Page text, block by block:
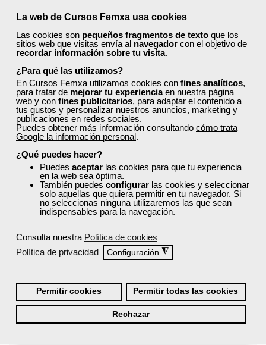
La web de Cursos Femxa usa cookies
Las cookies son pequeños fragmentos de texto que los
sitios web que visitas envía al navegador con el objetivo de
recordar información sobre tu visita.
¿Para qué las utilizamos?
En Cursos Femxa utilizamos cookies con fines analíticos,
para tratar de mejorar tu experienciaen nuestra página
web y con fines publicitarios, para adaptar el contenido a
tus gustos y personalizar nuestros anuncios, marketing y
publicaciones en redes sociales.
Puedes obtener más información consultando cómo trata
Google la información personal.
¿Qué puedes hacer?
Puedes aceptar las cookies para que tu experiencia
en la web sea óptima.
También puedes configurar las cookies y seleccionar
solo aquellas que quiera permitir en tu navegador. Si
no seleccionas ninguna utilizaremos las que sean
indispensables para la navegación.
Consulta nuestra Política de cookies
Política de privacidad
Configuración ◮
Permitir cookies Permitir todas las cookies
Rechazar
formación de Femxa
Resolvemos las dudas más habituales sobre nuestra
formación, metodología, equipo docente y ventajas
para el alumnado.
¿Qué nos hace diferentes de la
competencia?
¿Por qué solicitar plaza en Femxa cuando se
puede hacer directamente desde el SEPE?
¿Son los docentes un aspecto diferencial de
¿Qué ofrece Femxa al alumno una vez